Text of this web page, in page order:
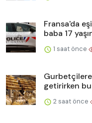
Fransa'da
baba 17
1 saat önce
getirirken bu
2 saat önce